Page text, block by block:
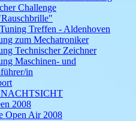
Challenge
Treffen - Aldenhoven
zum Mechatroniker
Technischer Zeichner
Maschinen- und
in
NACHTSICHT
2008
Open Air 2008